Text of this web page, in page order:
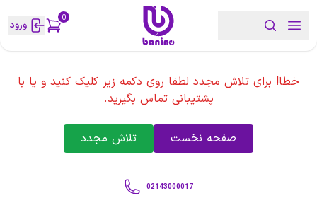
0 ورود
خطا! برای تلاش مجدد لطفا روی دکمه زیر کلیک کنید و یا با
پشتیبانی تماس بگیرید.
صفحه نخست تلاش مجدد
02143000017